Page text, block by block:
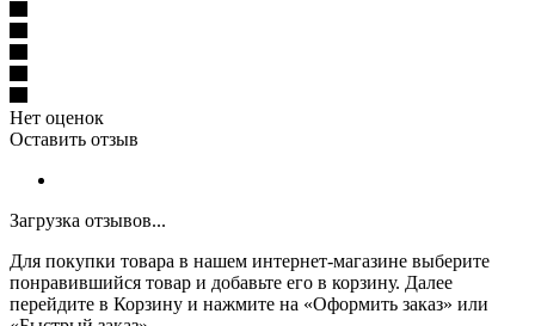
Нет оценок
Оставить отзыв
Загрузка отзывов...
Для покупки товара в нашем интернет-магазине выберите
понравившийся товар и добавьте его в корзину. Далее
перейдите в Корзину и нажмите на «Оформить заказ» или